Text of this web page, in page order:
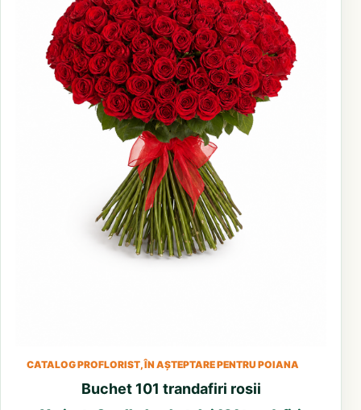
CATALOG PROFLORIST, ÎN AȘTEPTARE PENTRU POIANA
Buchet 101 trandafiri rosii